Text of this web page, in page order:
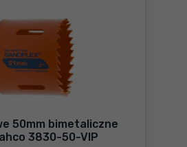
50mm bimetaliczne
3830-50-VIP